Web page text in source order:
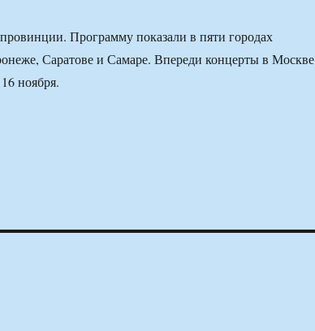
Программу показали в пяти городах
Саратове и Самаре. Впереди концерты в Москве
ноября.